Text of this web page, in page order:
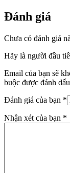
Đánh giá
Chưa có đánh giá
Hãy là người đầu
Email của bạn sẽ
buộc được đánh dấu
Đánh giá của bạn *
Nhận xét của bạn *